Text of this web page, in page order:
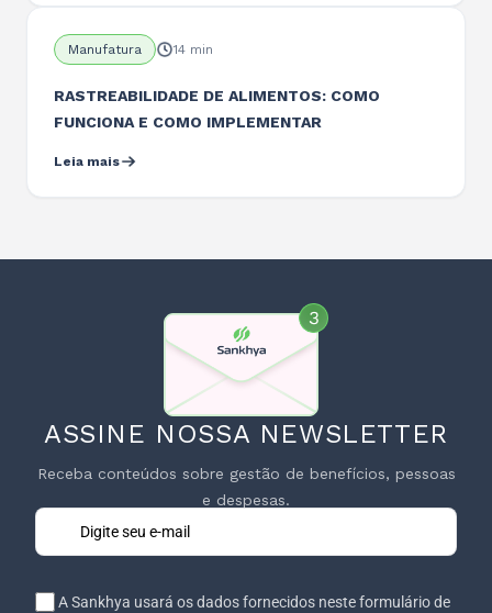
Manufatura 14 min
RASTREABILIDADE DE ALIMENTOS: COMO
FUNCIONA E COMO IMPLEMENTAR
Leia mais
ASSINE NOSSA NEWSLETTER
Receba conteúdos sobre gestão de benefícios, pessoas
e despesas.
A Sankhya usará os dados fornecidos neste formulário de